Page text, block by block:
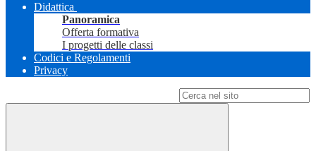
Didattica
Panoramica
Offerta formativa
I progetti delle classi
Codici e Regolamenti
Privacy